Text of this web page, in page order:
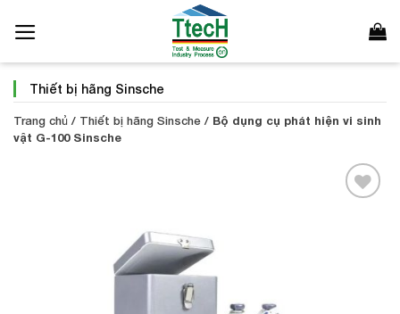
qua
dung
Thiết bị hãng Sinsche
Trang chủ / Thiết bị hãng Sinsche / Bộ dụng cụ phát hiện vi sinh
vật G-100 Sinsche